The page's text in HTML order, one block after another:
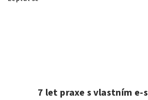
7 let praxe s vlastním e-